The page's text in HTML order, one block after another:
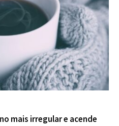
mais irregular e acende